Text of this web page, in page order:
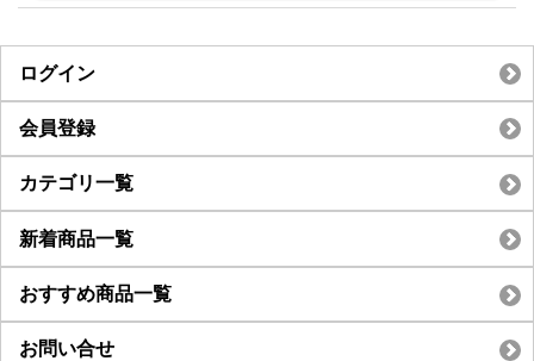
ログイン
会員登録
カテゴリ一覧
新着商品一覧
おすすめ商品一覧
お問い合せ